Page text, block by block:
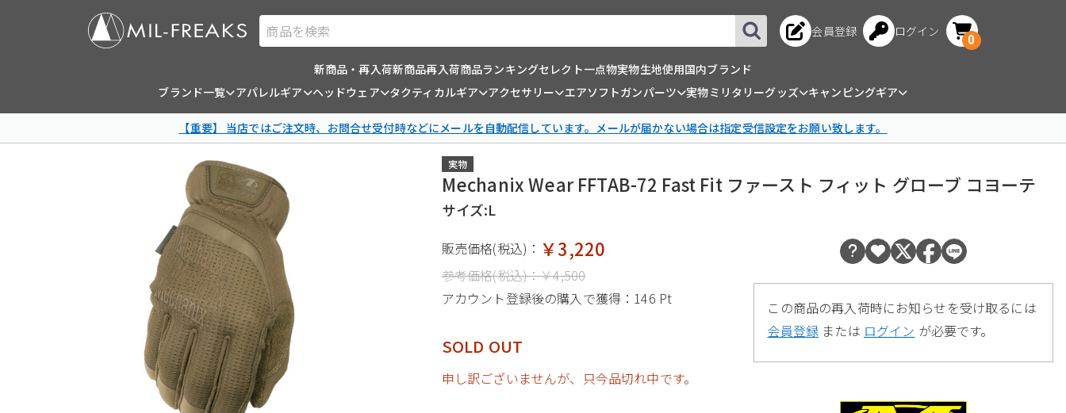
商品を検索 会員登録 ログイン
0
新商品・再入荷新商品再入荷商品ランキングセレクト一点物実物生地使用国内ブランド
ブランド一覧
アパレルギア ヘッドウェア タクティカルギア アクセサリー エアソフトガンパーツ 実物ミリタリーグッズ キャンピングギア
【重要】 当店ではご注文時、お問合せ受付時などにメールを自動配信しています。メールが届かない場合は指定受信設定をお願い致します。
実物
Mechanix Wear FFTAB-72 Fast Fit ファースト フィット グローブ コヨーテ
サイズ:L
販売価格(税込)： ￥3,220
参考価格(税込)：￥4,500
アカウント登録後の購入で獲得： 146 Pt
SOLD OUT
申し訳ございませんが、只今品切れ中です。
この商品の再入荷時にお知らせを受け取るには
会員登録 または ログイン が必要です。